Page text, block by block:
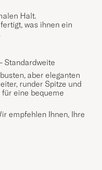
Halt.
was ihnen ein
Standardweite
aber eleganten
runder Spitze und
eine bequeme
empfehlen Ihnen, Ihre